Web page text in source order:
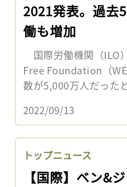
2021発表。過去
働も増加
国際労働機関（ILO
Free Foundation（
数が5,000万人だった
2022/09/13
トップニュース
【国際】ベン&